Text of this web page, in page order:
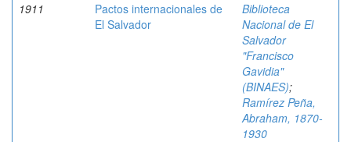
1911
Pactos internacionales de
El Salvador
Biblioteca
Nacional de El
Salvador
"Francisco
Gavidia"
(BINAES);
Ramírez Peña,
Abraham, 1870-
1930